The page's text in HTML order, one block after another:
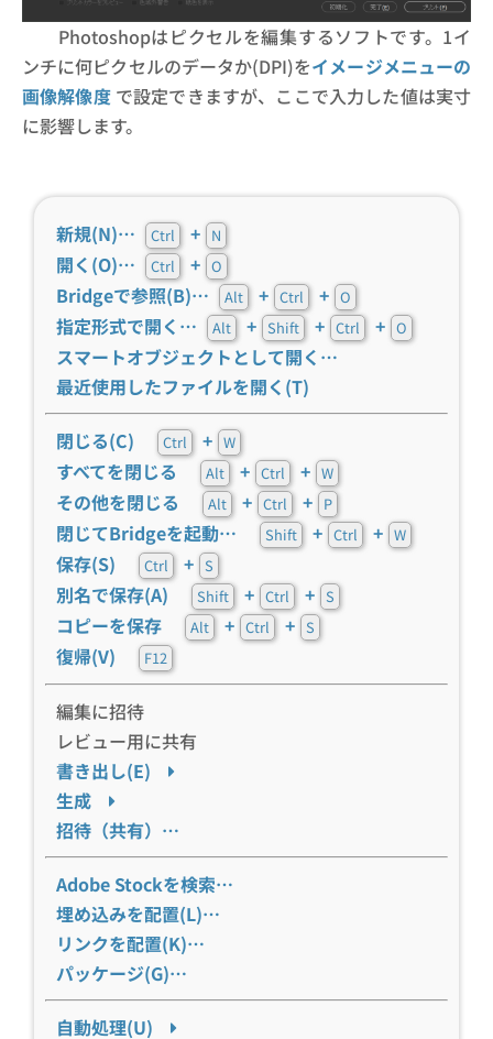
新規(N)… Ctrl + N
開く(O)… Ctrl + O
Bridgeで参照(B)… Alt + Ctrl + O
指定形式で開く… Alt + Shift + Ctrl + O
スマートオブジェクトとして開く…
最近使用したファイルを開く(T)
閉じる(C) Ctrl + W
すべてを閉じる Alt + Ctrl + W
その他を閉じる Alt + Ctrl + P
閉じてBridgeを起動… Shift + Ctrl + W
保存(S) Ctrl + S
別名で保存(A) Shift + Ctrl + S
コピーを保存 Alt + Ctrl + S
復帰(V) F12
編集に招待
レビュー用に共有
書き出し(E)
生成
招待（共有）…
Adobe Stockを検索…
埋め込みを配置(L)…
リンクを配置(K)…
パッケージ(G)…
自動処理(U)
Photoshopはピクセルを編集するソフトです。1イ
ンチに何ピクセルのデータか(DPI)をイメージメニューの
画像解像度で設定できますが、ここで入力した値は実寸
に影響します。